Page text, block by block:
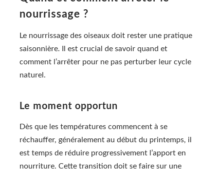
nourrissage ?
Le nourrissage des oiseaux doit rester une pratique
saisonnière. Il est crucial de savoir quand et
comment l’arrêter pour ne pas perturber leur cycle
naturel.
Le moment opportun
Dès que les températures commencent à se
réchauffer, généralement au début du printemps, il
est temps de réduire progressivement l’apport en
nourriture. Cette transition doit se faire sur une